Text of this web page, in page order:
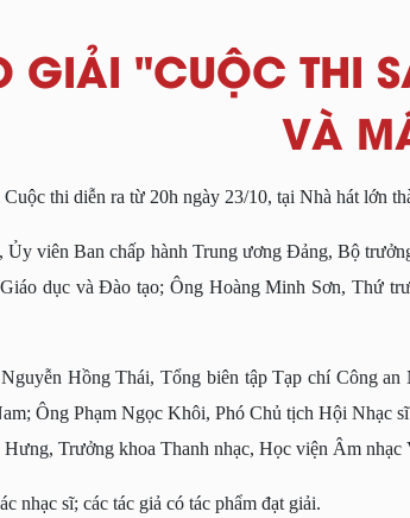
GIẢI "CUỘC THI
VÀ
thi diễn ra từ 20h ngày 23/10, tại Nhà hát lớn
viên Ban chấp hành Trung ương Đảng, Bộ
dục và Đào tạo; Ông Hoàng Minh Sơn, Thứ
Hồng Thái, Tổng biên tập Tạp chí Công
Ông Phạm Ngọc Khôi, Phó Chủ tịch Hội Nhạc
Trưởng khoa Thanh nhạc, Học viện Âm nhạc
nhạc sĩ; các tác giả có tác phẩm đạt giải.